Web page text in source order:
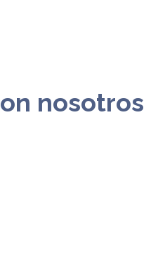
nosotros